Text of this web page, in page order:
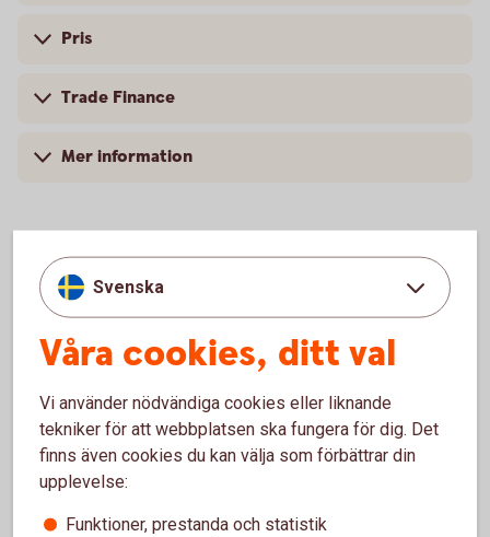
Pris
Trade Finance
Mer information
Vanliga frågor och svar
Kan ni utfärda en borgensgaranti till Nordafrika?
Kan ni utfärda garantier lokalt i exempelvis
Indien?
Garanti?
Svenska
Våra cookies, ditt val
Vi använder nödvändiga cookies eller liknande
tekniker för att webbplatsen ska fungera för dig. Det
finns även cookies du kan välja som förbättrar din
upplevelse:
Funktioner, prestanda och statistik